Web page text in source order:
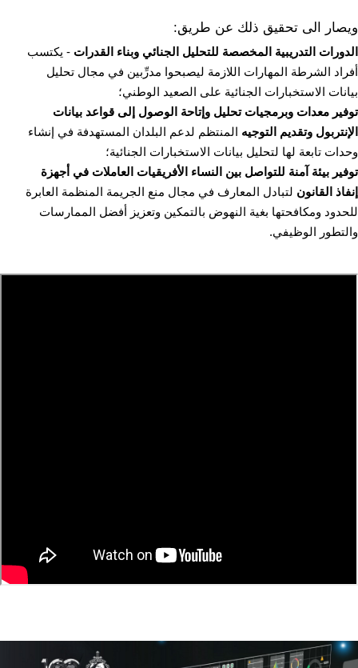
ويصار الى تحقيق ذلك عن طريق:
الدورات التدريبية المخصصة للتحليل الجنائي وبناء القدرات - يكتسب
أفراد الشرطة المهارات اللازمة ليصبحوا مدرِّبين في مجال تحليل
بيانات الاستخبارات الجنائية على الصعيد الوطني؛
توفير معدات وبرمجيات تحليل وإتاحة الوصول إلى قواعد بيانات
الإنتربول وتقديم التوجيه المنتظم لدعم البلدان المستهدفة في إنشاء
وحدات تابعة لها لتحليل بيانات الاستخبارات الجنائية؛
توفير بيئة آمنة للتواصل بين النساء الأفريقيات العاملات في أجهزة
إنفاذ القانون لتبادل المعارف في مجال منع الجريمة المنظمة العابرة
للحدود ومكافحتها بغية النهوض بالتمكين وتعزيز أفضل الممارسات
والتطور الوظيفي.